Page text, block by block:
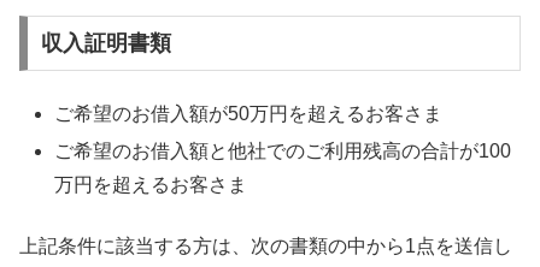
収入証明書類
ご希望のお借入額が50万円を超えるお客さま
ご希望のお借入額と他社でのご利用残高の合計が100
万円を超えるお客さま
上記条件に該当する方は、次の書類の中から1点を送信し